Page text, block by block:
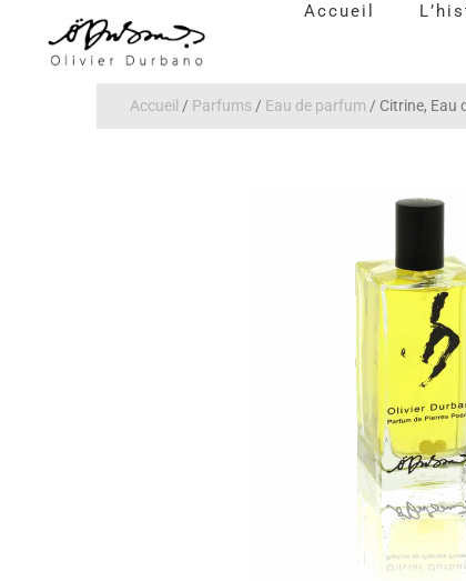
Accueil
Accueil / Parfums / Eau de parfum / Citrine, Eau